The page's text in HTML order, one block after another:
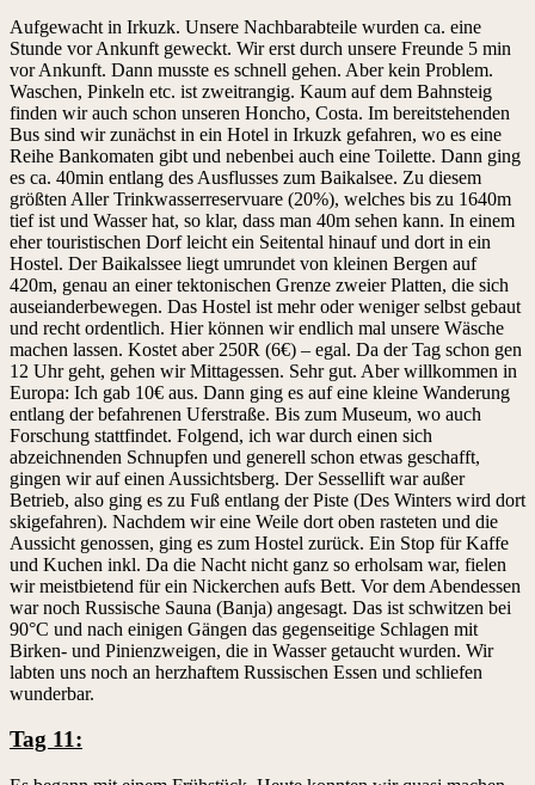
Aufgewacht in Irkuzk. Unsere Nachbarabteile wurden ca. eine
Stunde vor Ankunft geweckt. Wir erst durch unsere Freunde 5 min
vor Ankunft. Dann musste es schnell gehen. Aber kein Problem.
Waschen, Pinkeln etc. ist zweitrangig. Kaum auf dem Bahnsteig
finden wir auch schon unseren Honcho, Costa. Im bereitstehenden
Bus sind wir zunächst in ein Hotel in Irkuzk gefahren, wo es eine
Reihe Bankomaten gibt und nebenbei auch eine Toilette. Dann ging
es ca. 40min entlang des Ausflusses zum Baikalsee. Zu diesem
größten Aller Trinkwasserreservuare (20%), welches bis zu 1640m
tief ist und Wasser hat, so klar, dass man 40m sehen kann. In einem
eher touristischen Dorf leicht ein Seitental hinauf und dort in ein
Hostel. Der Baikalssee liegt umrundet von kleinen Bergen auf
420m, genau an einer tektonischen Grenze zweier Platten, die sich
auseianderbewegen. Das Hostel ist mehr oder weniger selbst gebaut
und recht ordentlich. Hier können wir endlich mal unsere Wäsche
machen lassen. Kostet aber 250R (6€) – egal. Da der Tag schon gen
12 Uhr geht, gehen wir Mittagessen. Sehr gut. Aber willkommen in
Europa: Ich gab 10€ aus. Dann ging es auf eine kleine Wanderung
entlang der befahrenen Uferstraße. Bis zum Museum, wo auch
Forschung stattfindet. Folgend, ich war durch einen sich
abzeichnenden Schnupfen und generell schon etwas geschafft,
gingen wir auf einen Aussichtsberg. Der Sessellift war außer
Betrieb, also ging es zu Fuß entlang der Piste (Des Winters wird dort
skigefahren). Nachdem wir eine Weile dort oben rasteten und die
Aussicht genossen, ging es zum Hostel zurück. Ein Stop für Kaffe
und Kuchen inkl. Da die Nacht nicht ganz so erholsam war, fielen
wir meistbietend für ein Nickerchen aufs Bett. Vor dem Abendessen
war noch Russische Sauna (Banja) angesagt. Das ist schwitzen bei
90°C und nach einigen Gängen das gegenseitige Schlagen mit
Birken- und Pinienzweigen, die in Wasser getaucht wurden. Wir
labten uns noch an herzhaftem Russischen Essen und schliefen
wunderbar.
Tag 11: